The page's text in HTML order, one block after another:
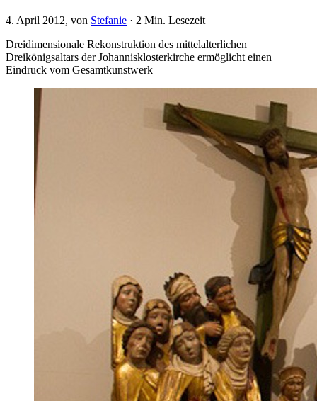
4. April 2012, von Stefanie · 2 Min. Lesezeit
Dreidimensionale Rekonstruktion des mittelalterlichen
Dreikönigsaltars der Johannisklosterkirche ermöglicht einen
Eindruck vom Gesamtkunstwerk